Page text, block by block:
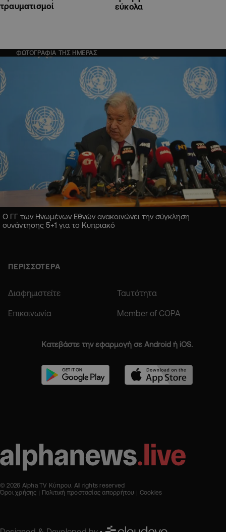
τραυματισμοί
εύκολα
ΦΩΤΟΓΡΑΦΙΑ ΤΗΣ ΗΜΕΡΑΣ
Ο ΓΓ των Ηνωμένων Εθνών ανακοινώνει την σύγκληση
συνάντησης 5+1 για το Κυπριακό
ΠΕΡΙΣΣΟΤΕΡΑ
Διαφημιστείτε Ταυτότητα
Επικοινωνία Member of COPA
Κατεβάστε την εφαρμογή σε Android ή iOS.
© 2026 Alpha TV Κύπρου. All rights reserved
Όροι χρήσης
Πολιτική προστασίας απορρήτου Cookies